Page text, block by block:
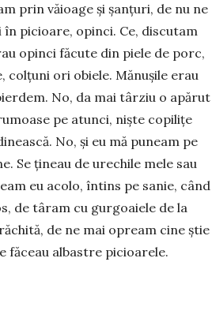
prin vă­ioage și șanțuri, de nu ne
în picioare, opinci. Ce, discu­tam
opinci făcute din piele de porc,
colțuni ori obiele. Mănușile erau
No, da mai târziu o apărut
pe atunci, niște copilițe
No, și eu mă puneam pe
Se țineau de urechile mele sau
eu acolo, în­tins pe sanie, când
de târam cu gur­goa­iele de la
de ne mai opream cine știe
fă­ceau albastre picioa­rele.